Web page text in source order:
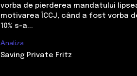
vorba de pierderea mandatului
motivarea ÎCCJ, când a fost vorba
10% s-a...
Analiza
Saving Private Fritz